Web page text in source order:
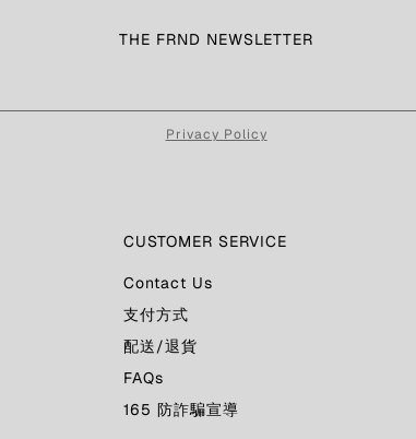
THE FRND NEWSLETTER
Privacy Policy
CUSTOMER SERVICE
Contact Us
支付方式
配送/退貨
FAQs
165 防詐騙宣導